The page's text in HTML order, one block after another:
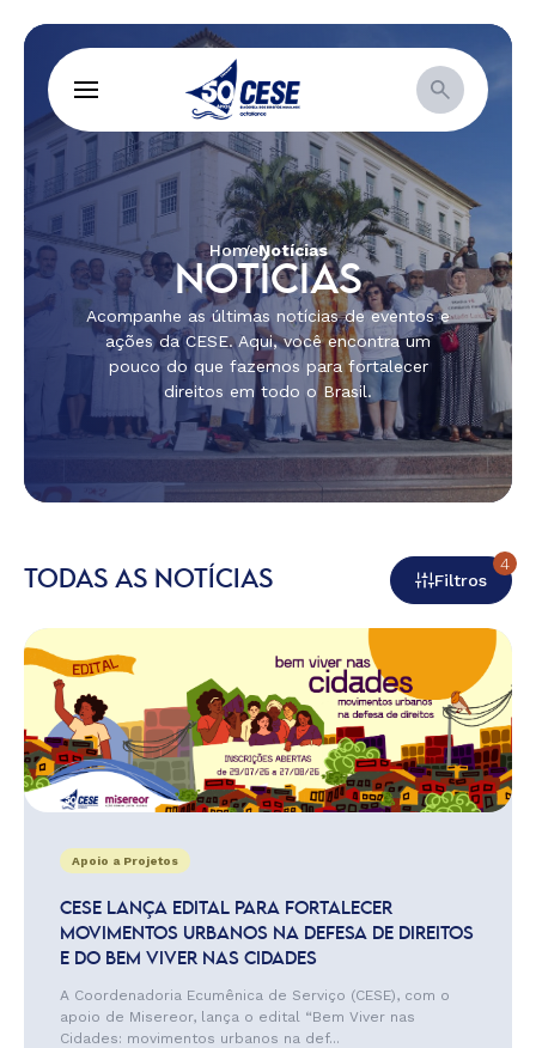
HomeNotícias
NOTÍCIAS
Acompanhe as últimas notícias de eventos e
ações da CESE. Aqui, você encontra um
pouco do que fazemos para fortalecer
direitos em todo o Brasil.
TODAS AS NOTÍCIAS Filtros
4
Apoio a Projetos
CESE LANÇA EDITAL PARA FORTALECER
MOVIMENTOS URBANOS NA DEFESA DE DIREITOS
E DO BEM VIVER NAS CIDADES
A Coordenadoria Ecumênica de Serviço (CESE), com o
apoio de Misereor, lança o edital “Bem Viver nas
Cidades: movimentos urbanos na def...